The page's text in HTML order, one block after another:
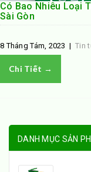
Có Bao Nhiêu Loại
Sài Gòn
8 Tháng Tám, 2023 |Tin
Chi Tiết →
DANH MỤC SẢN